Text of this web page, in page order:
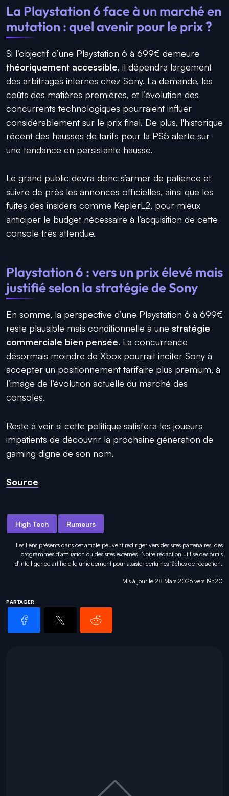
La Playstation 6 face à un marché en
mutation : quel avenir pour le prix ?
Si l’objectif d’une Playstation 6 à 699€ demeure
théoriquement accessible, il dépendra largement
des arbitrages internes chez Sony. La demande, les
coûts des matières premières, et l’évolution des
concurrents technologiques pourraient influer
considérablement sur le prix final. De plus, l'historique
récent des hausses de tarifs pour la PS5 alerte sur
une tendance en persistante hausse.
Le grand public devra donc s’armer de patience et
suivre de près les annonces officielles, ainsi que les
fuites des insiders comme KeplerL2, pour mieux
anticiper le budget nécessaire à l’acquisition de cette
console très attendue.
Playstation 6 : vers un prix élevé mais
justifié selon la stratégie de Sony
En somme, la perspective d’une Playstation 6 à 699€
reste plausible mais conditionnelle à une stratégie
commerciale bien pensée. La concurrence
désormais moindre de Xbox pourrait inciter Sony à
accepter un positionnement tarifaire plus premium, à
l’image de l’évolution actuelle du marché des
consoles.
Reste à voir si cette politique satisfera les joueurs
impatients de découvrir la prochaine génération de
gaming digne de son nom.
Source
High Tech Rumeurs
Les liens présents dans cet article peuvent rediriger vers des sites partenaires, des
programmes d'affiliation ou des sites externes. Notre rédaction utilise des outils
d'intelligence artificielle uniquement pourassister certaines tâches de rédaction.
Mis à jour le 28 Mars 2026 vers 19h20
PARTAGER